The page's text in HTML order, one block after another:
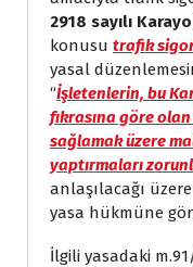
2918 sayılı
konusu trafik
yasal
“İşletenlerin, bu
fıkrasına göre
sağlamak üzere
yaptırmaları
anlaşılacağı
yasa hükmüne
İlgili yasadaki